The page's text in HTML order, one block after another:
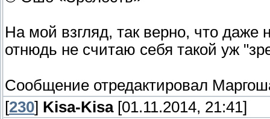
На мой взгляд, так верно, что даже
отнюдь не считаю себя такой уж
Сообщение отредактировал
[230] Kisa-Kisa[01.11.2014, 21:41]